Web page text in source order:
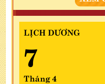
LỊCH DƯƠNG
7
Tháng 4